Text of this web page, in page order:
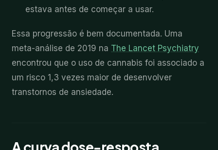
estava antes de começar a usar.
Essa progressão é bem documentada. Uma
meta-análise de 2019 na The Lancet Psychiatry
encontrou que o uso de cannabis foi associado a
um risco 1,3 vezes maior de desenvolver
transtornos de ansiedade.